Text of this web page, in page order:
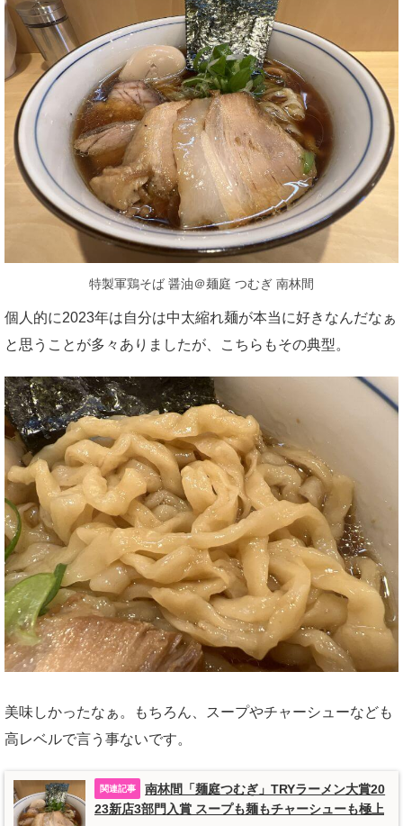
特製軍鶏そば 醤油＠麺庭 つむぎ 南林間
個人的に2023年は自分は中太縮れ麺が本当に好きなんだなぁ
と思うことが多々ありましたが、こちらもその典型。
美味しかったなぁ。もちろん、スープやチャーシューなども
高レベルで言う事ないです。
南林間「麺庭つむぎ」TRYラーメン大賞20
23新店3部門入賞 スープも麺もチャーシューも極上